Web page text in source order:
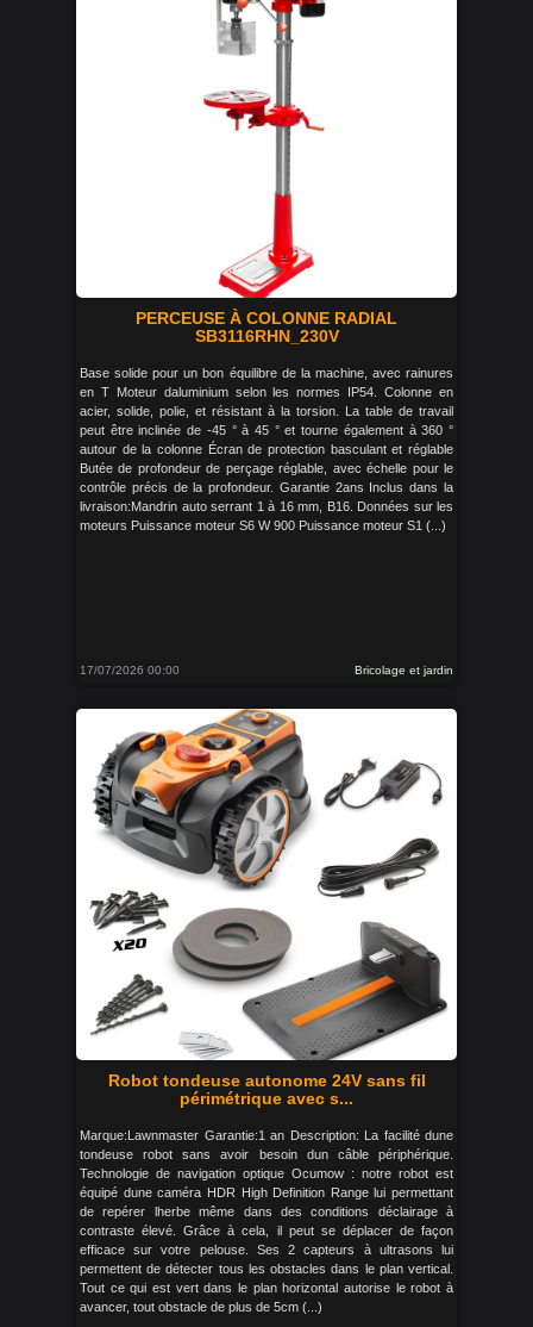
PERCEUSE À COLONNE RADIAL
SB3116RHN_230V
Base solide pour un bon équilibre de la machine, avec rainures
en T Moteur daluminium selon les normes IP54. Colonne en
acier, solide, polie, et résistant à la torsion. La table de travail
peut être inclinée de -45 ° à 45 ° et tourne également à 360 °
autour de la colonne Écran de protection basculant et réglable
Butée de profondeur de perçage réglable, avec échelle pour le
contrôle précis de la profondeur. Garantie 2ans Inclus dans la
livraison:Mandrin auto serrant 1 à 16 mm, B16. Données sur les
moteurs Puissance moteur S6 W 900 Puissance moteur S1 (...)
17/07/2026 00:00 Bricolage et jardin
Robot tondeuse autonome 24V sans fil
périmétrique avec s...
Marque:Lawnmaster Garantie:1 an Description: La facilité dune
tondeuse robot sans avoir besoin dun câble périphérique.
Technologie de navigation optique Ocumow : notre robot est
équipé dune caméra HDR High Definition Range lui permettant
de repérer lherbe même dans des conditions déclairage à
contraste élevé. Grâce à cela, il peut se déplacer de façon
efficace sur votre pelouse. Ses 2 capteurs à ultrasons lui
permettent de détecter tous les obstacles dans le plan vertical.
Tout ce qui est vert dans le plan horizontal autorise le robot à
avancer, tout obstacle de plus de 5cm (...)